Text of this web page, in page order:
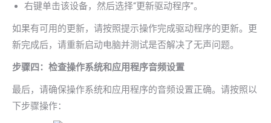
右键单击该设备，然后选择“更新驱动程序”。
如果有可用的更新，请按照提示操作完成驱动程序的更新。更
新完成后，请重新启动电脑并测试是否解决了无声问题。
步骤四：检查操作系统和应用程序音频设置
最后，请确保操作系统和应用程序的音频设置正确。请按照以
下步骤操作：